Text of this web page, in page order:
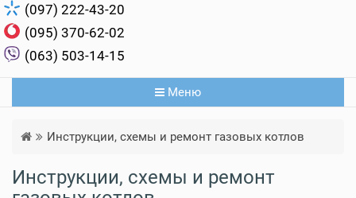
(097) 222-43-20
(095) 370-62-02
(063) 503-14-15
Меню
Инструкции, схемы и ремонт газовых котлов
Инструкции, схемы и ремонт